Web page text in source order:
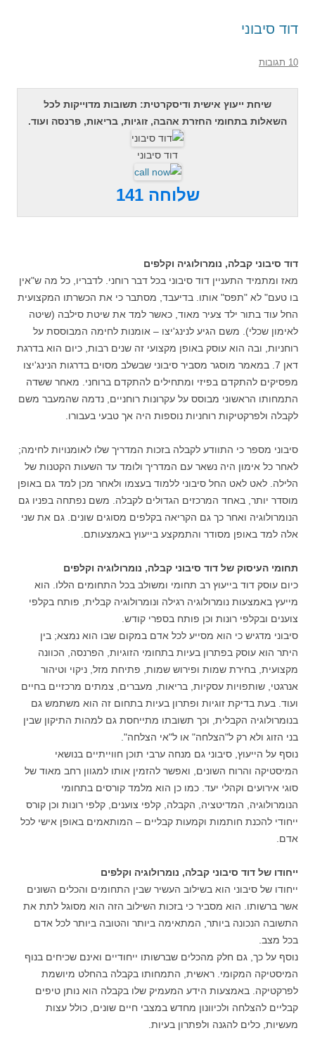
דוד סיבוני
10 תגובות
שיחת ייעוץ אישית ודיסקרטית: תשובות מדוייקות לכל
השאלות בתחומי החזרת אהבה, זוגיות, בריאות, פרנסה ועוד.
דוד סיבוני
שלוחה 141
דוד סיבוני קבלה, נומרולוגיה וקלפים
מאז ומתמיד התעניין דוד סיבוני בכל דבר רוחני. לדבריו, כל מה ש"אין
בו טעם" לא "תפס" אותו. בדיעבד, מסתבר כי את הכשרתו המקצועית
החל עוד בתור ילד צעיר מאוד, כאשר למד את שיטת סילבה (שיטה
לאימון שכלי). משם הגיע לנינג'יצו – אומנות לחימה המבוססת על
רוחניות, ובה הוא עוסק באופן מקצועי זה שנים רבות, כיום הוא בדרגת
דאן 7. במאמר מוסגר מסביר סיבוני שבשלב מסוים בדרגות הנינג'יצו
מפסיקים להתקדם בפיזי ומתחילים להתקדם ברוחני. מאחר ששדה
התמחותו הראשוני מבוסס על עקרונות רוחניים, נדמה שהמעבר משם
לקבלה ולפרקטיקות רוחניות נוספות היה אך טבעי בעבורו.
סיבוני מספר כי התוודע לקבלה בזכות המדריך שלו לאומנויות לחימה;
לאחר כל אימון היה נשאר עם המדריך ולומד עד השעות הקטנות של
הלילה. לאט לאט החל סיבוני ללמוד בעצמו ולאחר מכן למד גם באופן
מוסדר יותר, באחד המרכזים הגדולים לקבלה. משם נפתחה בפניו גם
הנומרולוגיה ואחר כך גם הקריאה בקלפים מסוגים שונים. גם את שני
אלה למד באופן מסודר והתמקצע בייעוץ באמצעותם.
תחומי העיסוק של דוד סיבוני קבלה, נומרולוגיה וקלפים
כיום עוסק דוד בייעוץ רב תחומי ומשולב בכל התחומים הללו. הוא
מייעץ באמצעות נומרולוגיה רגילה ונומרולוגיה קבלית, פותח בקלפי
צוענים ובקלפי רונות וכן פותח בספרי קודש.
סיבוני מדגיש כי הוא מסייע לכל אדם במקום שבו הוא נמצא; בין
היתר הוא עוסק בפתרון בעיות בתחומי הזוגיות, הפרנסה, הכוונה
מקצועית, בחירת שמות ופירוש שמות, פתיחת מזל, ניקוי וטיהור
אנרגטי, שותפויות עסקיות, בריאות, מעברים, צמתים מרכזיים בחיים
ועוד. בעת בדיקת זוגיות ופתרון בעיות בתחום זה הוא משתמש גם
בנומרולוגיה הקבלית, וכך תשובתו מתייחסת גם למהות התיקון שבין
בני הזוג ולא רק ל"הצלחה" או ל"אי הצלחה".
נוסף על הייעוץ, סיבוני גם מנחה ערבי תוכן חווייתיים בנושאי
המיסטיקה והרוח השונים, ואפשר להזמין אותו למגוון רחב מאוד של
סוגי אירועים וקהלי יעד. כמו כן הוא מלמד קורסים בתחומי
הנומרולוגיה, המדיטציה, הקבלה, קלפי צוענים, קלפי רונות וכן קורס
ייחודי להכנת חותמות וקמעות קבליים – המותאמים באופן אישי לכל
אדם.
ייחודו של דוד סיבוני קבלה, נומרולוגיה וקלפים
ייחודו של סיבוני הוא בשילוב העשיר שבין התחומים והכלים השונים
אשר ברשותו. הוא מסביר כי בזכות השילוב הזה הוא מסוגל לתת את
התשובה הנכונה ביותר, המתאימה ביותר והטובה ביותר לכל אדם
בכל מצב.
נוסף על כך, גם חלק מהכלים שברשותו ייחודיים ואינם שכיחים בנוף
המיסטיקה המקומי. ראשית, התמחותו בקבלה בהחלט מיושמת
לפרקטיקה. באמצעות הידע המעמיק שלו בקבלה הוא נותן טיפים
קבליים להצלחה ולכיוונון מחדש במצבי חיים שונים, כולל עצות
מעשיות, כלים להגנה ולפתרון בעיות.